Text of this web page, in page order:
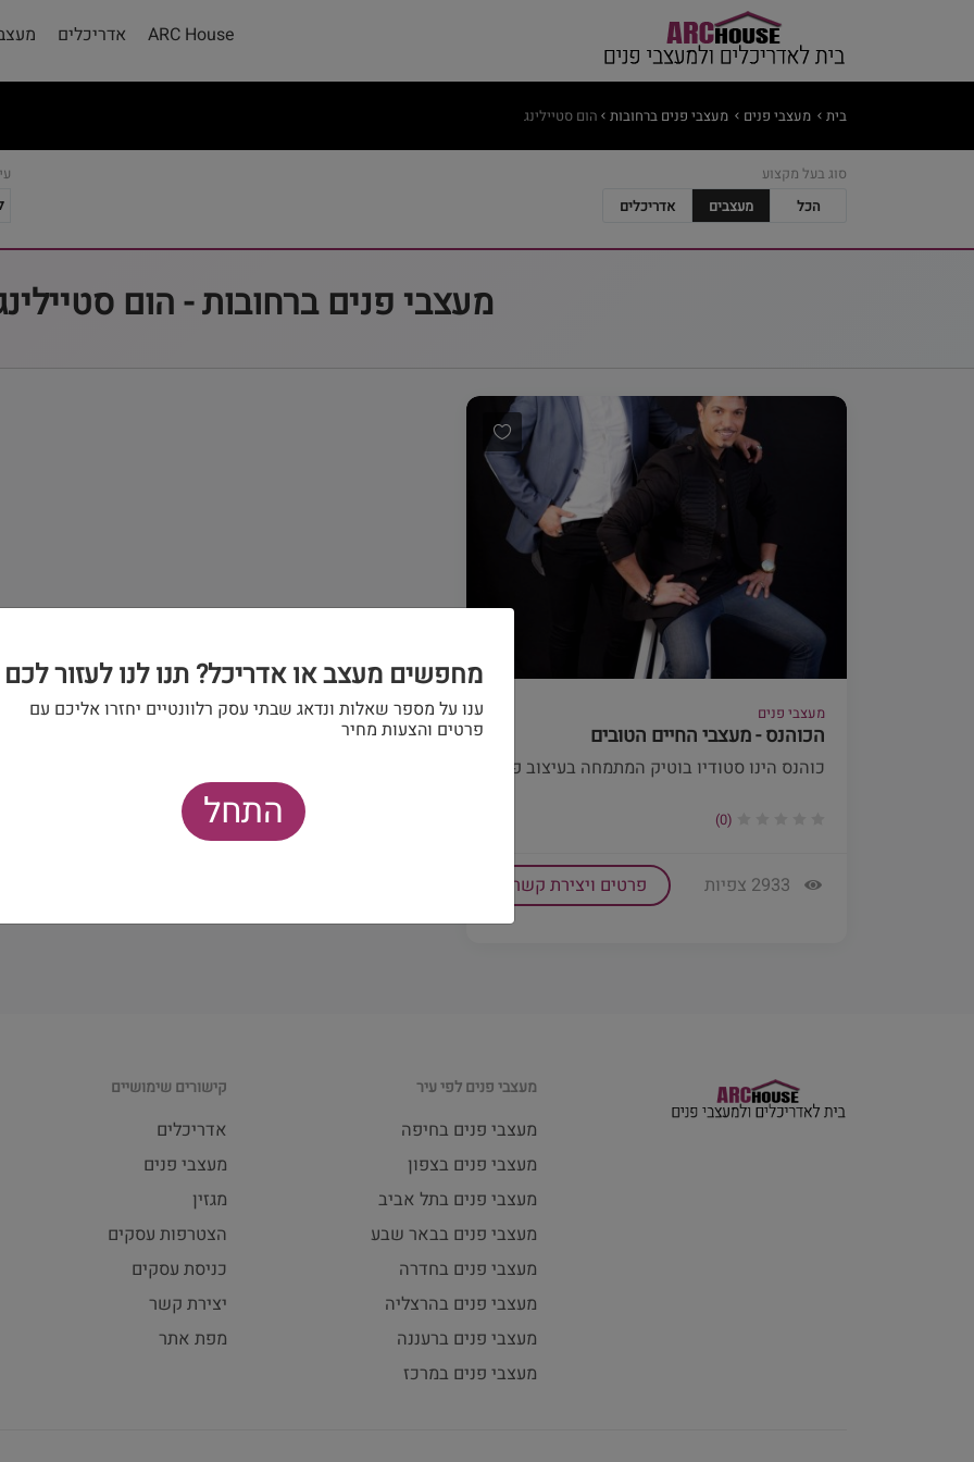
ARC House אדריכלים
בית מעצבי פנים מעצבי פנים ברחובות הום סטיילינג
סוג בעל מקצוע
הכל
מעצבים אדריכלים
מעצבי פנים ברחובות - הום
מעצבי פנים
הכוהנס - מעצבי החיים הטובים
כוהנס הינו סטודיו בוטיק המתמחה בעיצוב פנ...
(0)
פרטים ויצירת קשר
מעצבי פנים לפי עיר
מעצבי פנים בחיפה
מעצבי פנים בצפון
מעצבי פנים בתל אביב
מעצבי פנים בבאר שבע
מעצבי פנים בחדרה
מעצבי פנים בהרצליה
מעצבי פנים ברעננה
מעצבי פנים במרכז
קישורים שימושיים
אדריכלים
מעצבי פנים
מגזין
הצטרפות עסקים
כניסת עסקים
יצירת קשר
מפת אתר
מחפשים מעצב או אדריכל? תנו לנו לעזור לכם
ענו על מספר שאלות ונדאג שבתי עסק רלוונטיים יחזרו אליכם עם
פרטים והצעות מחיר
התחל